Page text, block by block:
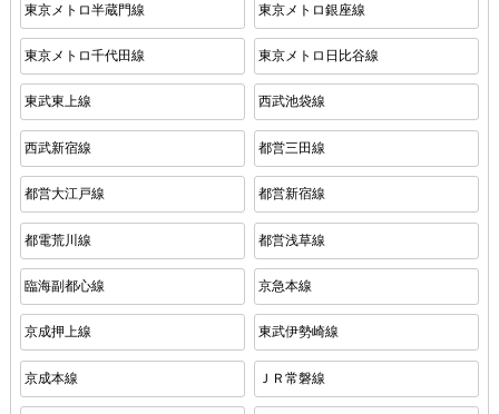
東京メトロ半蔵門線 東京メトロ銀座線
東京メトロ千代田線 東京メトロ日比谷線
東武東上線 西武池袋線
西武新宿線 都営三田線
都営大江戸線 都営新宿線
都電荒川線 都営浅草線
臨海副都心線 京急本線
京成押上線 東武伊勢崎線
京成本線 ＪＲ常磐線